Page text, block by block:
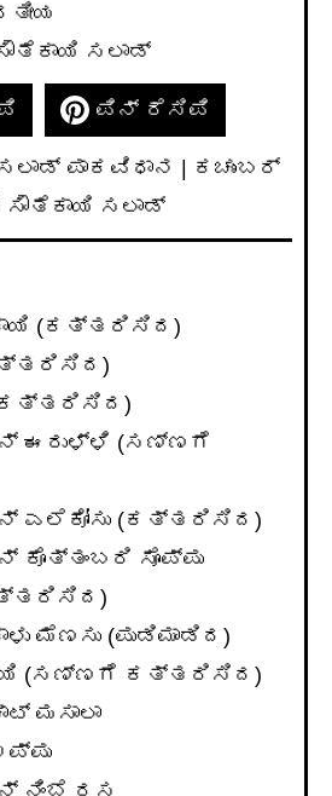
ಸಲಾಡ್
ಪಿನ್ ರೆಸಿಪಿ
ಪಾಕವಿಧಾನ | ಕಚುಂಬರ್
ಸೌತೆಕಾಯಿ ಸಲಾಡ್
(ಕತ್ತರಿಸಿದ)
ಈರುಳ್ಳಿ (ಸಣ್ಣಗೆ
ಎಲೆಕೋಸು (ಕತ್ತರಿಸಿದ)
ಕೊತ್ತಂಬರಿ ಸೊಪ್ಪು
ಮೆಣಸು (ಪುಡಿಮಾಡಿದ)
(ಸಣ್ಣಗೆ ಕತ್ತರಿಸಿದ)
ಮಸಾಲಾ